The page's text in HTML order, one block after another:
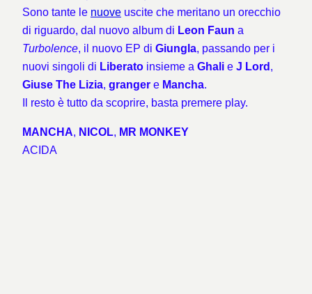
Sono tante le nuove uscite che meritano un orecchio
di riguardo, dal nuovo album di Leon Faun a
Turbolence, il nuovo EP di Giungla, passando per i
nuovi singoli di Liberato insieme a Ghali e J Lord,
Giuse The Lizia, granger e Mancha.
Il resto è tutto da scoprire, basta premere play.
MANCHA, NICOL, MR MONKEY
ACIDA